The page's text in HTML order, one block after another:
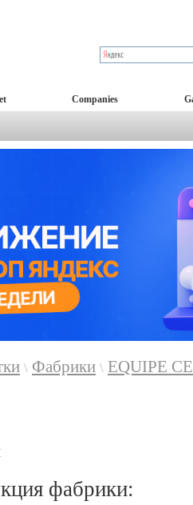
Companies
\ Фабрики \ EQUIPE
фабрики: